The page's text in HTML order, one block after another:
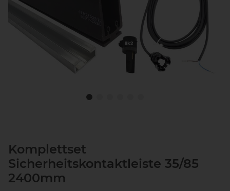
Komplettset
Sicherheitskontaktleiste 35/85
2400mm